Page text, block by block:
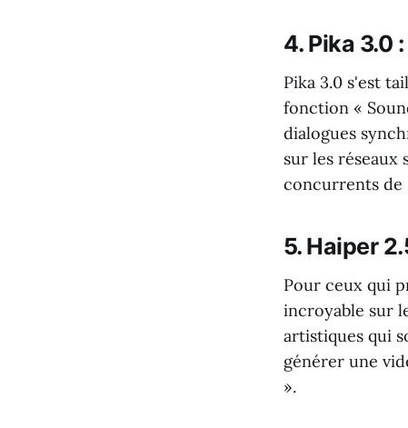
4. Pika 3.0
Pika 3.0 s'est
fonction «
dialogues
sur les réseaux
concurrents de
5. Haiper
Pour ceux qui
incroyable sur
artistiques qui
générer une
».